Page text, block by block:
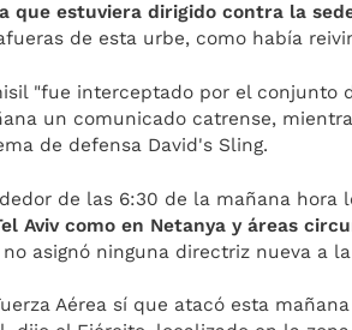
que estuviera dirigido contra la
de esta urbe, como había
"fue interceptado por el conjunto
un comunicado catrense,
de defensa David's Sling.
de las 6:30 de la mañana hora
Aviv como en Netanya y áreas
no asignó ninguna directriz nueva a
Aérea sí que atacó esta